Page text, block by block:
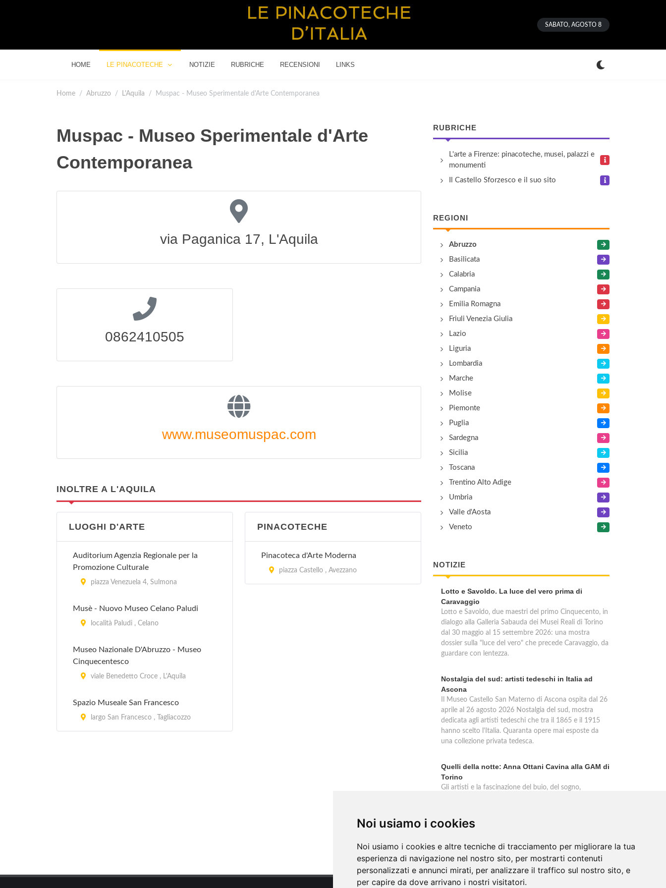
Noi usiamo i cookies
Noi usiamo i cookies e altre tecniche di tracciamento per migliorare la tua
esperienza di navigazione nel nostro sito, per mostrarti contenuti
personalizzati e annunci mirati, per analizzare il traffico sul nostro sito, e
per capire da dove arrivano i nostri visitatori.
SABATO, AGOSTO 8
HOME LE PINACOTECHE NOTIZIE RUBRICHE RECENSIONI LINKS
Home Abruzzo L'Aquila Muspac - Museo Sperimentale d'Arte Contemporanea
Muspac - Museo Sperimentale d'Arte
Contemporanea
via Paganica 17, L'Aquila
0862410505
www.museomuspac.com
INOLTRE A L'AQUILA
LUOGHI D'ARTE
Auditorium Agenzia Regionale per la
Promozione Culturale
piazza Venezuela 4, Sulmona
Musè - Nuovo Museo Celano Paludi
località Paludi , Celano
Museo Nazionale D'Abruzzo - Museo
Cinquecentesco
viale Benedetto Croce , L'Aquila
Spazio Museale San Francesco
largo San Francesco , Tagliacozzo
PINACOTECHE
Pinacoteca d'Arte Moderna
piazza Castello , Avezzano
RUBRICHE
L'arte a Firenze: pinacoteche, musei, palazzi e
monumenti
Il Castello Sforzesco e il suo sito
REGIONI
Abruzzo
Basilicata
Calabria
Campania
Emilia Romagna
Friuli Venezia Giulia
Lazio
Liguria
Lombardia
Marche
Molise
Piemonte
Puglia
Sardegna
Sicilia
Toscana
Trentino Alto Adige
Umbria
Valle d'Aosta
Veneto
NOTIZIE
Lotto e Savoldo. La luce del vero prima di
Caravaggio
Lotto e Savoldo, due maestri del primo Cinquecento, in
dialogo alla Galleria Sabauda dei Musei Reali di Torino
dal 30 maggio al 15 settembre 2026: una mostra
dossier sulla "luce del vero" che precede Caravaggio, da
guardare con lentezza.
Nostalgia del sud: artisti tedeschi in Italia ad
Ascona
Il Museo Castello San Materno di Ascona ospita dal 26
aprile al 26 agosto 2026 Nostalgia del sud, mostra
dedicata agli artisti tedeschi che tra il 1865 e il 1915
hanno scelto l'Italia. Quaranta opere mai esposte da
una collezione privata tedesca.
Quelli della notte: Anna Ottani Cavina alla GAM di
Torino
Gli artisti e la fascinazione del buio, del sogno,
2026. Un approfondimento sulla mostra Notti. Cinque
secoli di stelle, sogni, pleniluni.